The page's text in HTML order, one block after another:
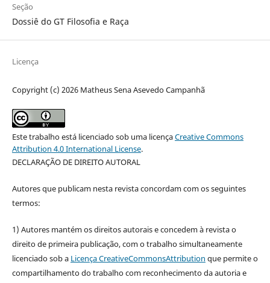
Seção
Dossiê do GT Filosofia e Raça
Licença
Copyright (c) 2026 Matheus Sena Asevedo Campanhã
Este trabalho está licenciado sob uma licençaCreative Commons
Attribution 4.0 International License.
DECLARAÇÃO DE DIREITO AUTORAL
Autores que publicam nesta revista concordam com os seguintes
termos:
1) Autores mantém os direitos autorais e concedem à revista o
direito de primeira publicação, com o trabalho simultaneamente
licenciado sob a Licença CreativeCommonsAttribution que permite o
compartilhamento do trabalho com reconhecimento da autoria e